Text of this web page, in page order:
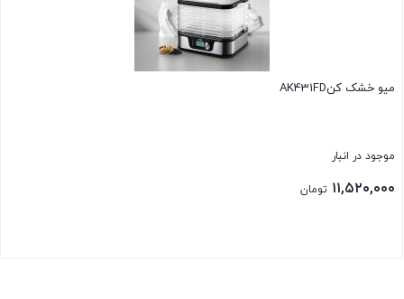
میو خشک کنAK431FD
موجود در انبار
۱۱,۵۲۰,۰۰۰ تومان